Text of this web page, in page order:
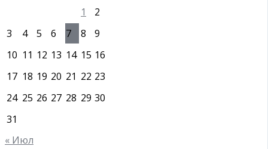
1
2
3
4 5 6 7 8
9
10 11 12 13 14 15 16
17 18 19 20 21 22 23
24 25 26 27 28 29 30
31
« Июл